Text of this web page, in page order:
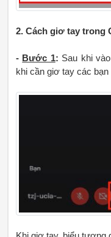
2. Cách giơ tay trong
- Bước 1: Sau khi
khi cần giơ tay các